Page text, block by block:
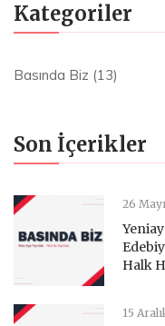
Kategoriler
Basında Biz (13)
Son İçerikler
26
Halk
15